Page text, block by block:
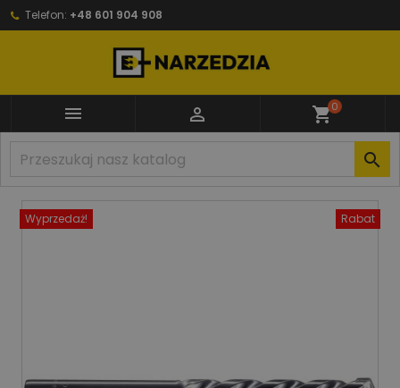
Telefon: +48 601 904 908
  shopping_cart0

Wyprzedaż! Rabat